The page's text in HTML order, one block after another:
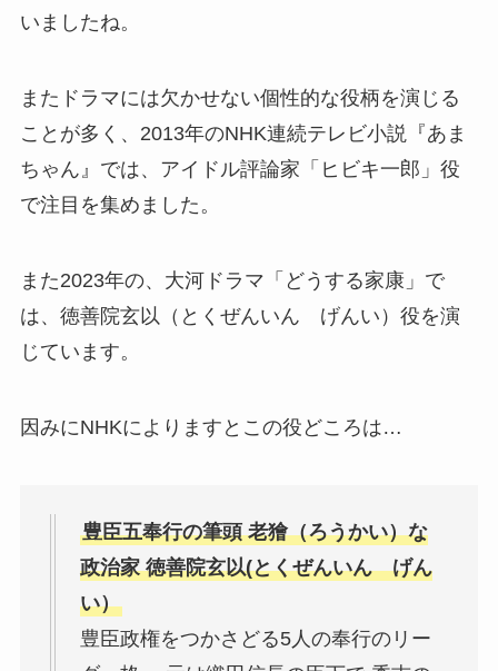
いましたね。
またドラマには欠かせない個性的な役柄を演じる
ことが多く、2013年のNHK連続テレビ小説『あま
ちゃん』では、アイドル評論家「ヒビキ一郎」役
で注目を集めました。
また2023年の、大河ドラマ「どうする家康」で
は、徳善院玄以（とくぜんいん げんい）役を演
じています。
因みにNHKによりますとこの役どころは…
豊臣五奉行の筆頭 老獪（ろうかい）な
政治家 徳善院玄以(とくぜんいん げん
い）
豊臣政権をつかさどる5人の奉行のリー